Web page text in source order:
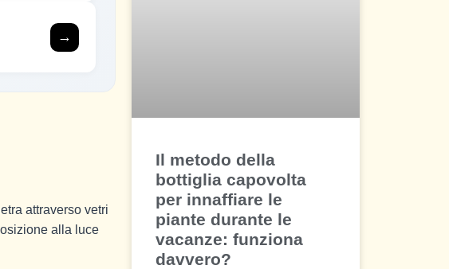
Il metodo della
bottiglia capovolta
per innaffiare le
piante durante le
vacanze: funziona
davvero?
→
attraverso vetri
alla luce